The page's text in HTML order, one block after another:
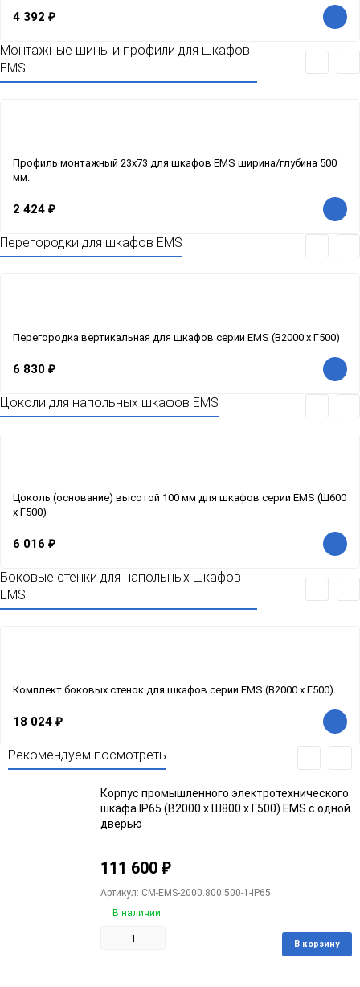
4 392 ₽
Монтажные шины и профили для шкафов
EMS
Профиль монтажный 23х73 для шкафов EMS ширина/глубина 500
мм.
2 424 ₽
Перегородки для шкафов EMS
Перегородка вертикальная для шкафов серии EMS (В2000 x Г500)
6 830 ₽
Цоколи для напольных шкафов EMS
Цоколь (основание) высотой 100 мм для шкафов серии EMS (Ш600
x Г500)
6 016 ₽
Боковые стенки для напольных шкафов
EMS
Комплект боковых стенок для шкафов серии EMS (В2000 x Г500)
18 024 ₽
Рекомендуем посмотреть
Корпус промышленного электротехнического
шкафа IP65 (В2000 x Ш800 x Г500) EMS c одной
дверью
111 600 ₽
Артикул: CM-EMS-2000.800.500-1-IP65
В наличии
В корзину